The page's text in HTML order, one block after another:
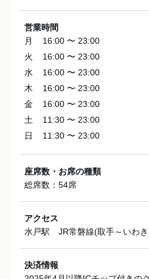
営業時間
月
16:00 〜 23:00
火
16:00 〜 23:00
水
16:00 〜 23:00
木
16:00 〜 23:00
金
16:00 〜 23:00
土
11:30 〜 23:00
日
11:30 〜 23:00
座席数・お席の種類
総席数：54席
アクセス
水戸駅 JR常磐線(取手～いわ
決済情報